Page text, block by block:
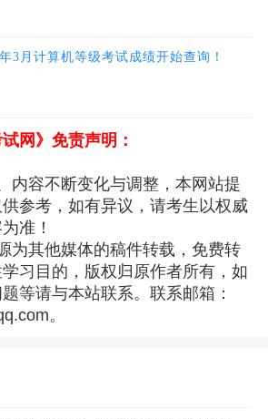
3月计算机等级考试成绩开始查询！
网》免责声明：
内容不断变化与调整，本网站提
参考，如有异议，请考生以权威
准！
为其他媒体的稿件转载，免费转
习目的，版权归原作者所有，如
等请与本站联系。联系邮箱：
。